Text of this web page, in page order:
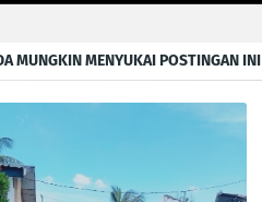
MUNGKIN MENYUKAI POSTINGAN INI